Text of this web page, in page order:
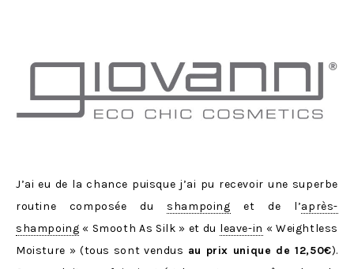
J’ai eu de la chance puisque j’ai pu recevoir une superbe
routine composée du shampoing et de l’après-
shampoing « Smooth As Silk » et du leave-in « Weightless
Moisture » (tous sont vendus au prix unique de 12,50€).